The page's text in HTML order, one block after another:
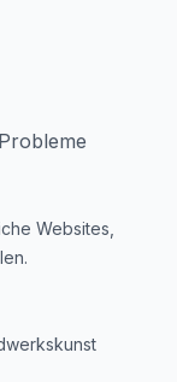
Websites,